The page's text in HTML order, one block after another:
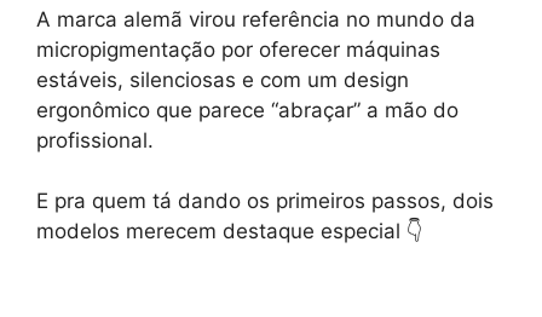
A marca alemã virou referência no mundo da
micropigmentação por oferecer máquinas
estáveis, silenciosas e com um design
ergonômico que parece “abraçar” a mão do
profissional.
E pra quem tá dando os primeiros passos, dois
modelos merecem destaque especial 👇